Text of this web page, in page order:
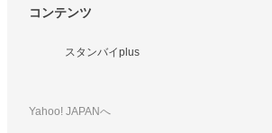
コンテンツ
スタンバイplus
Yahoo! JAPANへ